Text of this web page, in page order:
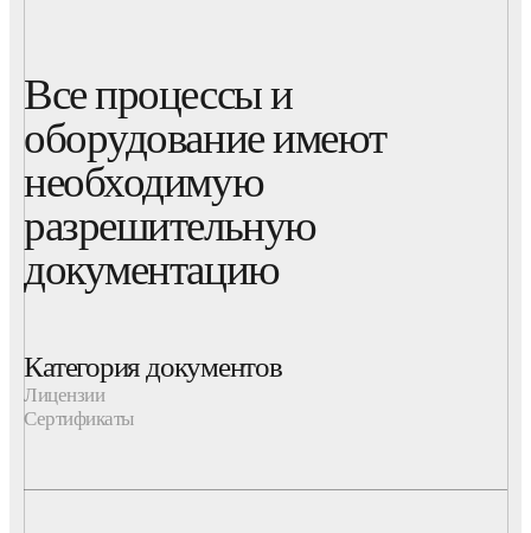
Все процессы и
оборудование имеют
необходимую
разрешительную
документацию
Категория документов
Лицензии
Сертификаты